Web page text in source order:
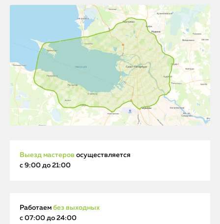
Выезд мастеров осуществляется
с 9:00 до 21:00
Работаем без выходных
с 07:00 до 24:00